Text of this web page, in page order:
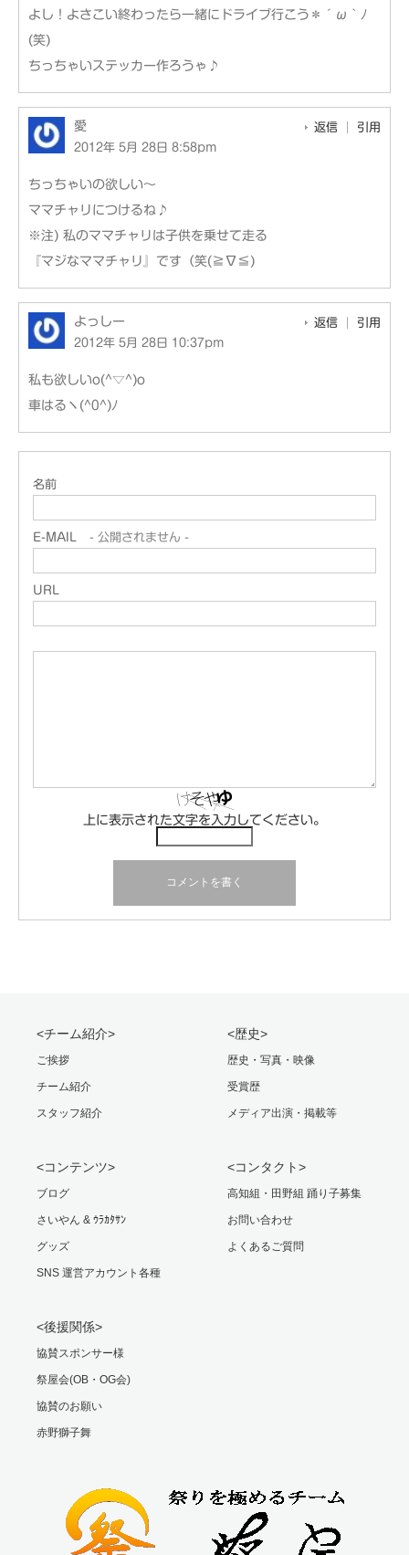
よし！よさこい終わったら一緒にドライブ行こう＊´ω｀ﾉ
(笑)
ちっちゃいステッカー作ろうゃ♪
愛
2012年 5月 28日 8:58pm
返信 引用
ちっちゃいの欲しい～
ママチャリにつけるね♪
※注) 私のママチャリは子供を乗せて走る
『マジなママチャリ』です（笑(≧∇≦)
よっしー
2012年 5月 28日 10:37pm
返信 引用
私も欲しいo(^▽^)o
車はるヽ(^0^)ﾉ
名前
E-MAIL - 公開されません -
URL
上に表示された文字を入力してください。
<チーム紹介>
ご挨拶
チーム紹介
スタッフ紹介
<歴史>
歴史・写真・映像
受賞歴
メディア出演・掲載等
<コンテンツ>
ブログ
さいやん & ｳﾗｶﾀｻﾝ
グッズ
SNS 運営アカウント各種
<コンタクト>
高知組・田野組 踊り子募集
お問い合わせ
よくあるご質問
<後援関係>
協賛スポンサー様
祭屋会(OB・OG会)
協賛のお願い
赤野獅子舞